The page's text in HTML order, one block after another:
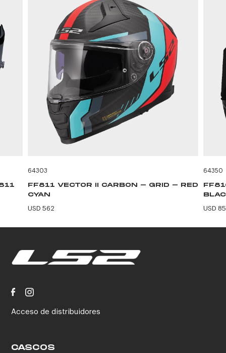
64303
FF811 VECTOR II CARBON - GRID - RED
CYAN
USD 562
64350
USD 85
Acceso de distribuidores
CASCOS